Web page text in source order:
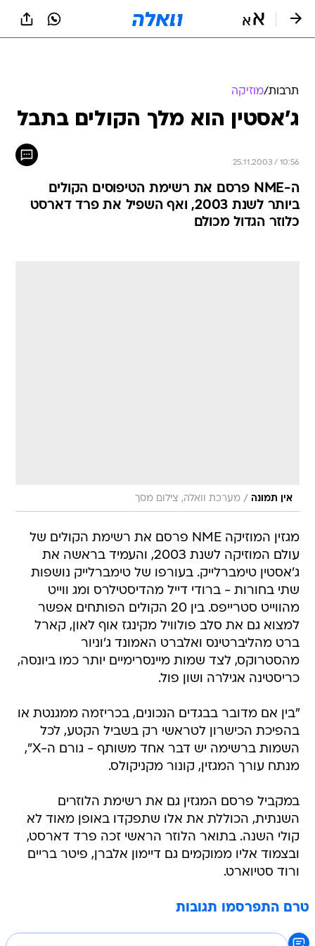
תרבות/מוזיקה
ג'אסטין הוא מלך הקולים בתבל
25.11.2003 / 10:56
ה-NME פרסם את רשימת הטיפוסים הקולים
ביותר לשנת 2003, ואף השפיל את פרד דארסט
כלוזר הגדול מכולם
אין תמונה / מערכת וואלה, צילום מסך
מגזין המוזיקה NME פרסם את רשימת הקולים של
עולם המוזיקה לשנת 2003, והעמיד בראשה את
ג'אסטין טימברלייק. בעורפו של טימברלייק נושפות
שתי בחורות - ברודי דייל מהדיסטילרס ומג ווייט
מהווייט סטרייפס. בין 20 הקולים הפותחים אפשר
למצוא גם את סלב פולוויל מקינגז אוף לאון, קארל
ברט מהליברטינס ואלברט האמונד ג'וניור
מהסטרוקס, לצד שמות מיינסרימיים יותר כמו ביונסה,
כריסטינה אגילרה ושון פול.
"בין אם מדובר בבגדים הנכונים, בכריזמה ממגנטת או
בהפיכת הכישרון לטראשי רק בשביל הקטע, לכל
השמות ברשימה יש דבר אחד משותף - גורם ה-X",
מנתח עורך המגזין, קונור מקניקולס.
במקביל פרסם המגזין גם את רשימת הלוזרים
השנתית, הכוללת את אלו שתפקדו באופן מאוד לא
קולי השנה. בתואר הלוזר הראשי זכה פרד דארסט,
ובצמוד אליו ממוקמים גם דיימון אלברן, פיטר בריים
ורוד סטיוארט.
טרם התפרסמו תגובות